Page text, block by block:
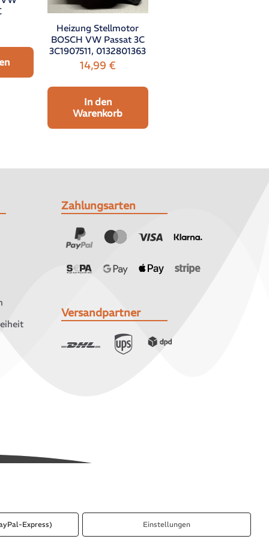
Heizung Stellmotor
BOSCH VW Passat 3C
3C1907511, 0132801363
14,99 €
In den
Warenkorb
Zahlungsarten
Versandpartner
Express) Einstellungen